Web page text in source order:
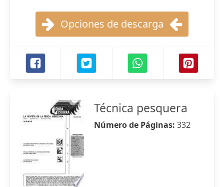
Opciones de descarga
Técnica pesquera
Número de Páginas: 332